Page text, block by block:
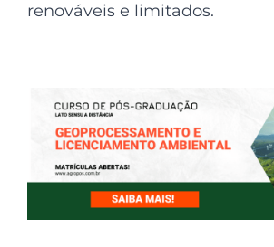
renováveis e limitados.